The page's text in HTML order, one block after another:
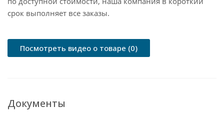
срок выполняет все заказы.
Посмотреть видео о товаре (0)
Документы